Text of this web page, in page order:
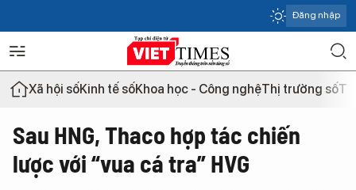
Đăng nhập
Xã hội sốKinh tế sốKhoa học - Công nghệThị trường số
Sau HNG, Thaco hợp tác chiến
lược với “vua cá tra” HVG